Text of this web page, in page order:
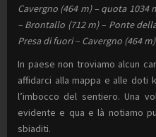
Cavergno (464 m) – quota 1034
– Brontallo (712 m) – Ponte
Presa di fuori – Cavergno (464 m)
In paese non troviamo alcun
affidarci alla mappa e alle doti
l’imbocco del sentiero. Una
evidente e qua e là notiamo
sbiaditi.